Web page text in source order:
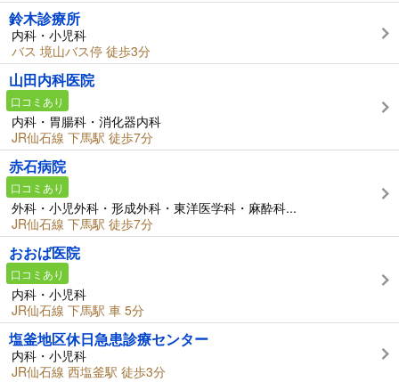
鈴木診療所
内科・小児科
バス 境山バス停 徒歩3分
山田内科医院
口コミあり
内科・胃腸科・消化器内科
JR仙石線 下馬駅 徒歩7分
赤石病院
口コミあり
外科・小児外科・形成外科・東洋医学科・麻酔科...
JR仙石線 下馬駅 徒歩7分
おおば医院
口コミあり
内科・小児科
JR仙石線 下馬駅 車 5分
塩釜地区休日急患診療センター
内科・小児科
JR仙石線 西塩釜駅 徒歩3分